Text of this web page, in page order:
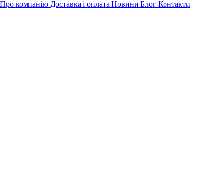
Про компанію Доставка і оплата Новини Блог Контакти